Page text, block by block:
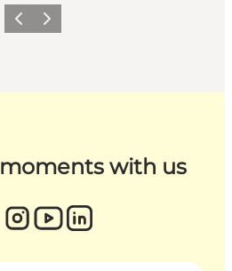
ZurückWeiter
with us